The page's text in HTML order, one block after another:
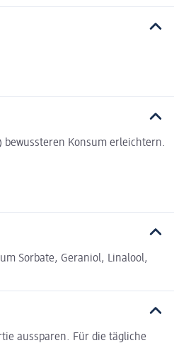
Konsum erleichtern.
Sorbate, Geraniol, Linalool,
aussparen. Für die tägliche